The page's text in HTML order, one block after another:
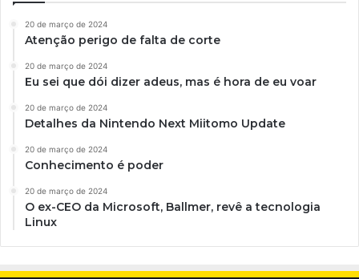
20 de março de 2024
Atenção perigo de falta de corte
20 de março de 2024
Eu sei que dói dizer adeus, mas é hora de eu voar
20 de março de 2024
Detalhes da Nintendo Next Miitomo Update
20 de março de 2024
Conhecimento é poder
20 de março de 2024
O ex-CEO da Microsoft, Ballmer, revê a tecnologia
Linux